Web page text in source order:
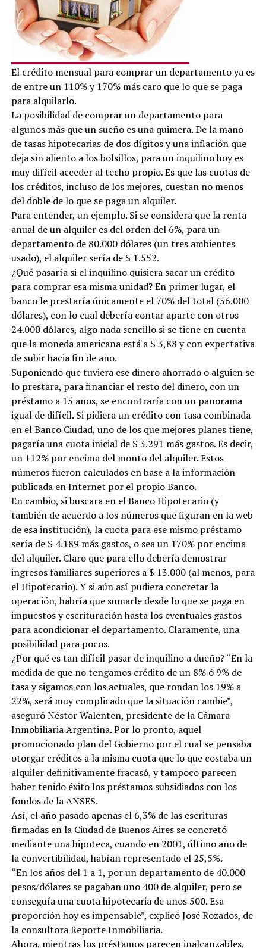
El crédito mensual para comprar un departamento ya es
de entre un 110% y 170% más caro que lo que se paga
para alquilarlo.
La posibilidad de comprar un departamento para
algunos más que un sueño es una quimera. De la mano
de tasas hipotecarias de dos dígitos y una inflación que
deja sin aliento a los bolsillos, para un inquilino hoy es
muy difícil acceder al techo propio. Es que las cuotas de
los créditos, incluso de los mejores, cuestan no menos
del doble de lo que se paga un alquiler.
Para entender, un ejemplo. Si se considera que la renta
anual de un alquiler es del orden del 6%, para un
departamento de 80.000 dólares (un tres ambientes
usado), el alquiler sería de $ 1.552.
¿Qué pasaría si el inquilino quisiera sacar un crédito
para comprar esa misma unidad? En primer lugar, el
banco le prestaría únicamente el 70% del total (56.000
dólares), con lo cual debería contar aparte con otros
24.000 dólares, algo nada sencillo si se tiene en cuenta
que la moneda americana está a $ 3,88 y con expectativa
de subir hacia fin de año.
Suponiendo que tuviera ese dinero ahorrado o alguien se
lo prestara, para financiar el resto del dinero, con un
préstamo a 15 años, se encontraría con un panorama
igual de difícil. Si pidiera un crédito con tasa combinada
en el Banco Ciudad, uno de los que mejores planes tiene,
pagaría una cuota inicial de $ 3.291 más gastos. Es decir,
un 112% por encima del monto del alquiler. Estos
números fueron calculados en base a la información
publicada en Internet por el propio Banco.
En cambio, si buscara en el Banco Hipotecario (y
también de acuerdo a los números que figuran en la web
de esa institución), la cuota para ese mismo préstamo
sería de $ 4.189 más gastos, o sea un 170% por encima
del alquiler. Claro que para ello debería demostrar
ingresos familiares superiores a $ 13.000 (al menos, para
el Hipotecario). Y si aún así pudiera concretar la
operación, habría que sumarle desde lo que se paga en
impuestos y escrituración hasta los eventuales gastos
para acondicionar el departamento. Claramente, una
posibilidad para pocos.
¿Por qué es tan difícil pasar de inquilino a dueño? “En la
medida de que no tengamos crédito de un 8% ó 9% de
tasa y sigamos con los actuales, que rondan los 19% a
22%, será muy complicado que la situación cambie”,
aseguró Néstor Walenten, presidente de la Cámara
Inmobiliaria Argentina. Por lo pronto, aquel
promocionado plan del Gobierno por el cual se pensaba
otorgar créditos a la misma cuota que lo que costaba un
alquiler definitivamente fracasó, y tampoco parecen
haber tenido éxito los préstamos subsidiados con los
fondos de la ANSES.
Así, el año pasado apenas el 6,3% de las escrituras
firmadas en la Ciudad de Buenos Aires se concretó
mediante una hipoteca, cuando en 2001, último año de
la convertibilidad, habían representado el 25,5%.
“En los años del 1 a 1, por un departamento de 40.000
pesos/dólares se pagaban uno 400 de alquiler, pero se
conseguía una cuota hipotecaria de unos 500. Esa
proporción hoy es impensable”, explicó José Rozados, de
la consultora Reporte Inmobiliaria.
Ahora, mientras los préstamos parecen inalcanzables,